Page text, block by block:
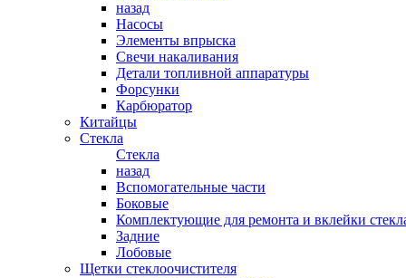
назад
Насосы
Элементы впрыска
Свечи накаливания
Детали топливной аппаратуры
Форсунки
Карбюратор
Китайцы
Стекла
Стекла
назад
Вспомогательные части
Боковые
Комплектующие для ремонта и вклейки
Задние
Лобовые
Щетки стеклоочистителя